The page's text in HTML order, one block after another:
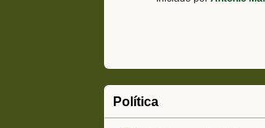
Política